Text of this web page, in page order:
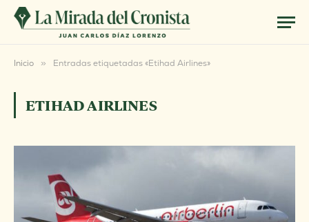
Inicio » Entradas etiquetadas «Etihad Airlines»
ETIHAD AIRLINES